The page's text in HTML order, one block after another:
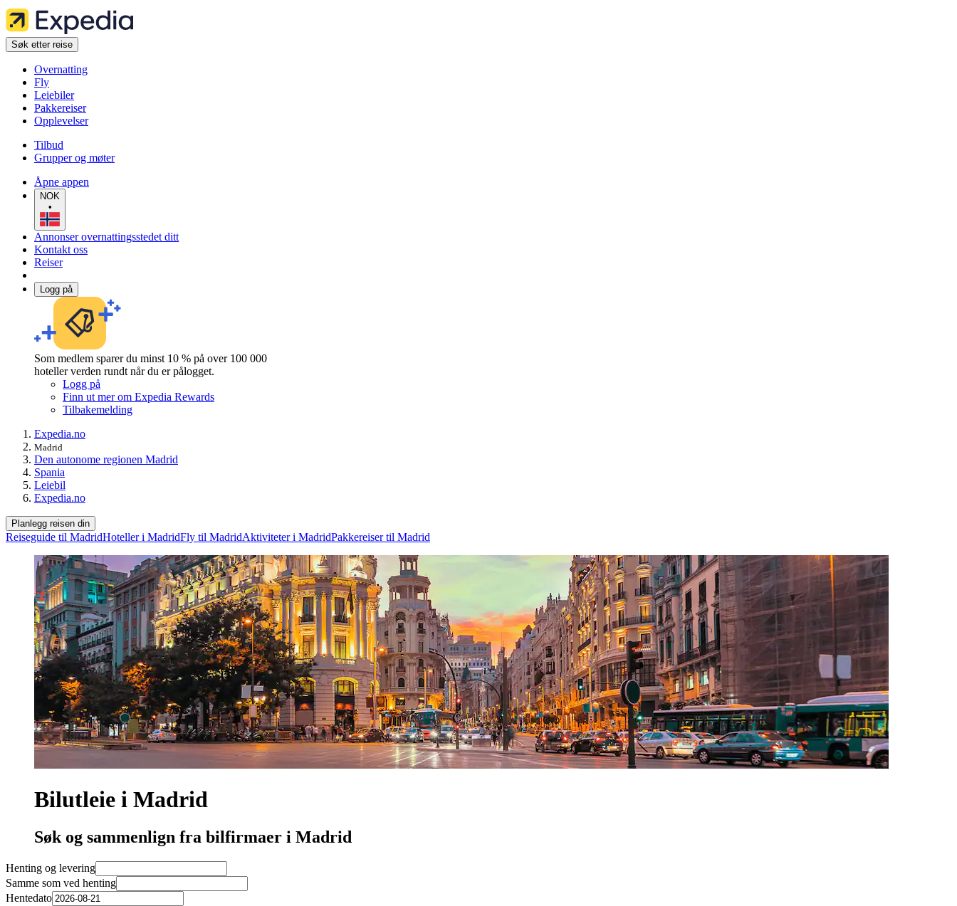
Søk etter reise
Overnatting
Fly
Leiebiler
Pakkereiser
Opplevelser
Tilbud
Grupper og møter
Åpne appen
NOK
•
Annonser overnattingsstedet ditt
Kontakt oss
Reiser
Logg på
Som medlem sparer du minst 10 % på over 100 000
hoteller verden rundt når du er pålogget.
Logg på
Finn ut mer om Expedia Rewards
Tilbakemelding
Expedia.no
Madrid
Den autonome regionen Madrid
Spania
Leiebil
Expedia.no
Planlegg reisen din
Reiseguide til MadridHoteller i MadridFly til MadridAktiviteter i MadridPakkereiser til Madrid
Bilutleie i Madrid
Søk og sammenlign fra bilfirmaer i Madrid
Henting og levering
Samme som ved henting
Hentedato